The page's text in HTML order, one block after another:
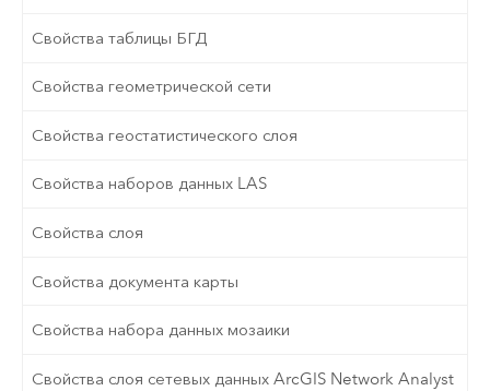
Свойства таблицы БГД
Свойства геометрической сети
Свойства геостатистического слоя
Свойства наборов данных LAS
Свойства слоя
Свойства документа карты
Свойства набора данных мозаики
Свойства слоя сетевых данных ArcGIS Network Analyst